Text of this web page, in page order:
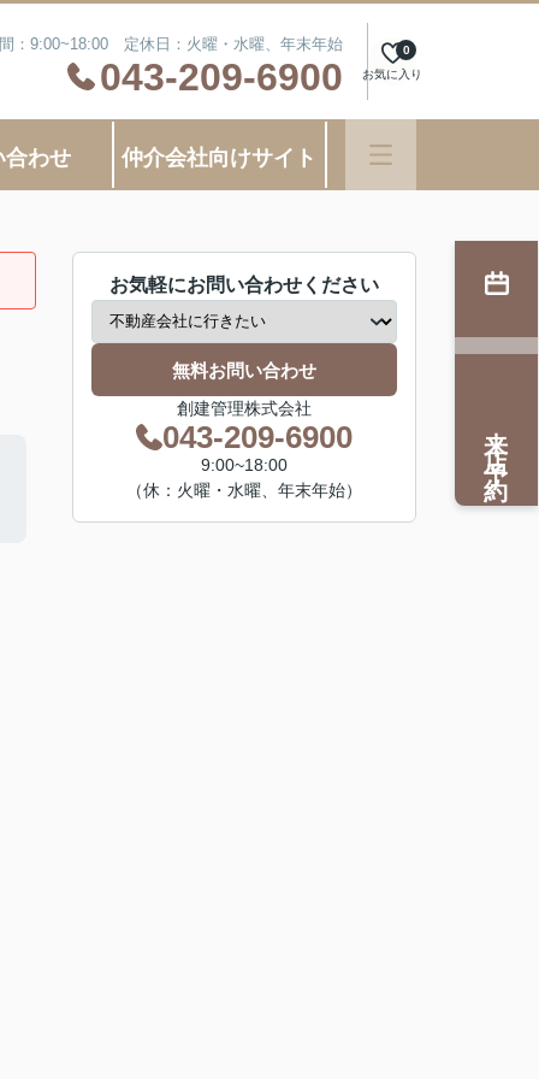
：9:00~18:00 定休日：火曜・水曜、年末年始
043-209-6900 お気に入り
0
合わせ 仲介会社向けサイト
お気軽にお問い合わせください
無料お問い合わせ
創建管理株式会社
043-209-6900
9:00~18:00
（休：火曜・水曜、年末年始）
来店予約